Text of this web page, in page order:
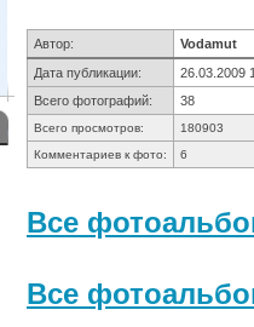
Автор:
Vodamut
Дата публикации:
26.03.2009
Всего фотографий:
38
Всего просмотров:
180903
Комментариев к фото:
6
Все
Все